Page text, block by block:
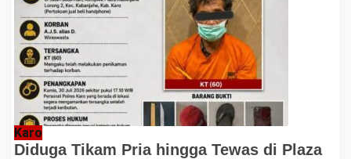
Karo
Diduga Tikam Pria hingga Tewas di Plaza